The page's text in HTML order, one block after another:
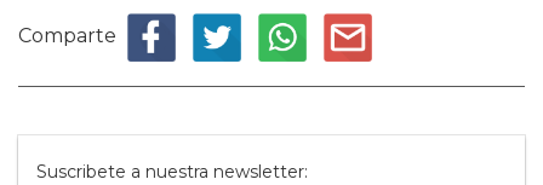
Comparte
Suscribete a nuestra newsletter: